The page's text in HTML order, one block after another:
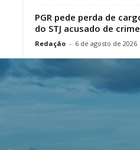
PGR pede perda de
do STJ acusado de
Redação - 6 de agosto de 2026